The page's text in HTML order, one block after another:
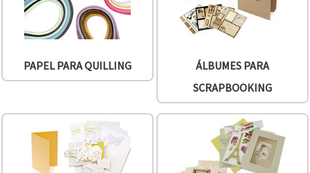
PAPEL PARA QUILLING
ÁLBUMES PARA
SCRAPBOOKING